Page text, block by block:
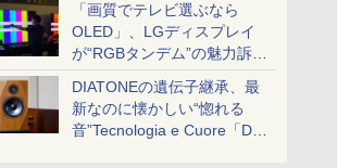
「画質でテレビ選ぶなら
OLED」、LGディスプレイ
が“RGBタンデム”の魅力訴
求。液晶とのガチ比較も
DIATONEの遺伝子継承、最
新なのに懐かしい“惚れる
音”Tecnologia e Cuore「DS-